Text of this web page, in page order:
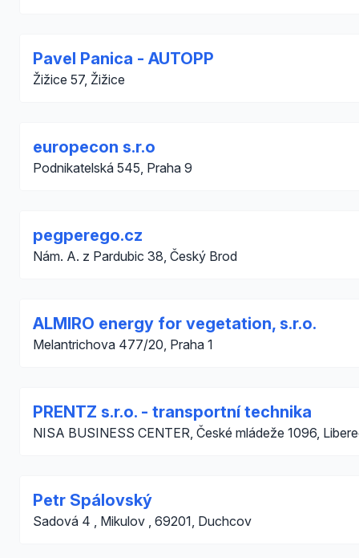
Pavel Panica - AUTOPP
Žižice 57, Žižice
europecon s.r.o
Podnikatelská 545, Praha 9
pegperego.cz
Nám. A. z Pardubic 38, Český Brod
ALMIRO energy for vegetation, s.r.o.
Melantrichova 477/20, Praha 1
PRENTZ s.r.o. - transportní technika
NISA BUSINESS CENTER, České mládeže 1096,
Petr Spálovský
Sadová 4 , Mikulov , 69201, Duchcov